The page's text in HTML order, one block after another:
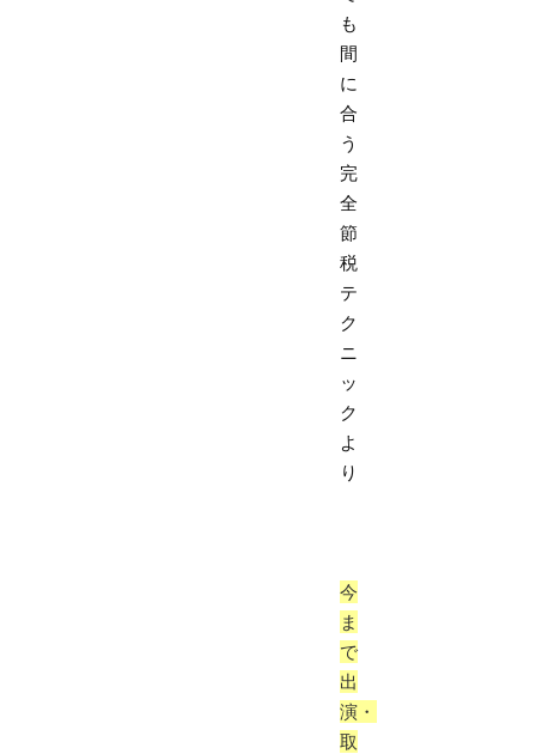
も
間
に
合
う
完
全
節
税
テ
ク
ニ
ッ
ク
よ
り
今
ま
で
出
演・
取